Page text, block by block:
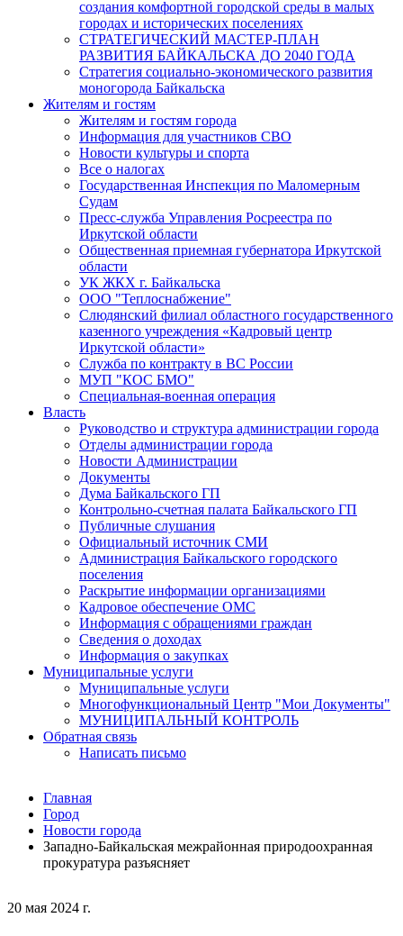
20 мая 2024 г.
создания комфортной городской среды в малых
городах и исторических поселениях
СТРАТЕГИЧЕСКИЙ МАСТЕР-ПЛАН
РАЗВИТИЯ БАЙКАЛЬСКА ДО 2040 ГОДА
Стратегия социально-экономического развития
моногорода Байкальска
Жителям и гостям
Жителям и гостям города
Информация для участников СВО
Новости культуры и спорта
Все о налогах
Государственная Инспекция по Маломерным
Судам
Пресс-служба Управления Росреестра по
Иркутской области
Общественная приемная губернатора Иркутской
области
УК ЖКХ г. Байкальска
ООО "Теплоснабжение"
Слюдянский филиал областного государственного
казенного учреждения «Кадровый центр
Иркутской области»
Служба по контракту в ВС России
МУП "КОС БМО"
Специальная-военная операция
Власть
Руководство и структура администрации города
Отделы администрации города
Новости Администрации
Документы
Дума Байкальского ГП
Контрольно-счетная палата Байкальского ГП
Публичные слушания
Официальный источник СМИ
Администрация Байкальского городского
поселения
Раскрытие информации организациями
Кадровое обеспечение ОМС
Информация с обращениями граждан
Сведения о доходах
Информация о закупках
Муниципальные услуги
Муниципальные услуги
Многофункциональный Центр "Мои Документы"
МУНИЦИПАЛЬНЫЙ КОНТРОЛЬ
Обратная связь
Написать письмо
Главная
Город
Новости города
Западно-Байкальская межрайонная природоохранная
прокуратура разъясняет